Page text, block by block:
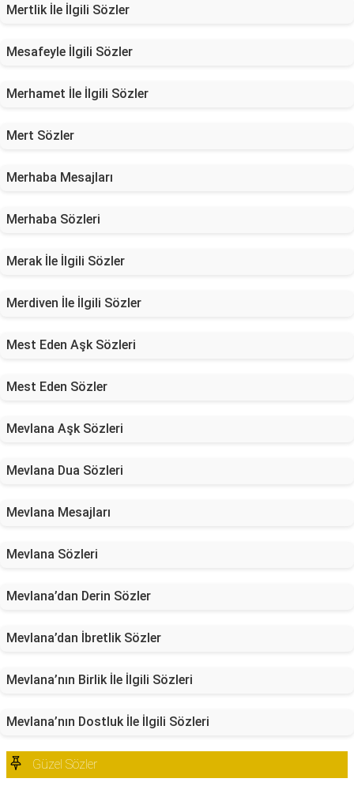
Mertlik İle İlgili Sözler
Mesafeyle İlgili Sözler
Merhamet İle İlgili Sözler
Mert Sözler
Merhaba Mesajları
Merhaba Sözleri
Merak İle İlgili Sözler
Merdiven İle İlgili Sözler
Mest Eden Aşk Sözleri
Mest Eden Sözler
Mevlana Aşk Sözleri
Mevlana Dua Sözleri
Mevlana Mesajları
Mevlana Sözleri
Mevlana’dan Derin Sözler
Mevlana’dan İbretlik Sözler
Mevlana’nın Birlik İle İlgili Sözleri
Mevlana’nın Dostluk İle İlgili Sözleri
Güzel Sözler